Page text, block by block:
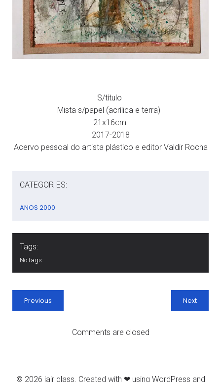
S/título
Mista s/papel (acrílica e terra)
21x16cm
2017-2018
Acervo pessoal do artista plástico e editor Valdir Rocha
CATEGORIES:
ANOS 2000
Tags:
No tags
Previous Next
Comments are closed
© 2026 jair glass. Created with ❤ using WordPress and